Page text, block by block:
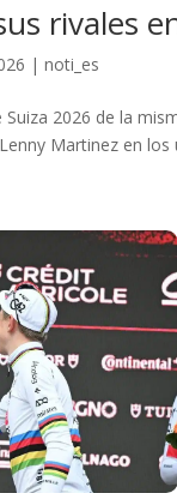
rivales
|noti_es
2026 de la
Martinez en